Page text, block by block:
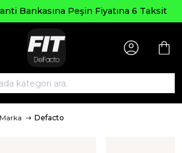
Peşin Fiyatına 6 Taksit
Marka Defacto